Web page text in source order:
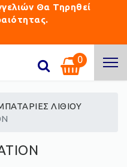
Θα Τηρηθεί
0
ΛΙΘΙΟΥ